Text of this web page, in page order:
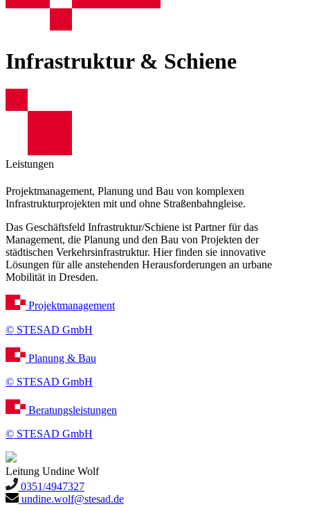
Infrastruktur & Schiene
Leistungen
Projektmanagement, Planung und Bau von komplexen
Infrastrukturprojekten mit und ohne Straßenbahngleise.
Das Geschäftsfeld Infrastruktur/Schiene ist Partner für das
Management, die Planung und den Bau von Projekten der
städtischen Verkehrsinfrastruktur. Hier finden sie innovative
Lösungen für alle anstehenden Herausforderungen an urbane
Mobilität in Dresden.
Projektmanagement
© STESAD GmbH
Planung & Bau
© STESAD GmbH
Beratungsleistungen
© STESAD GmbH
Leitung Undine Wolf
0351/4947327
undine.wolf@stesad.de